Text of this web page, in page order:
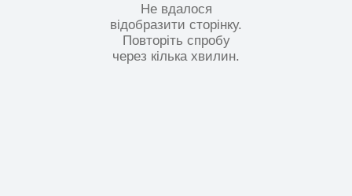
Не вдалося
відобразити сторінку.
Повторіть спробу
через кілька хвилин.